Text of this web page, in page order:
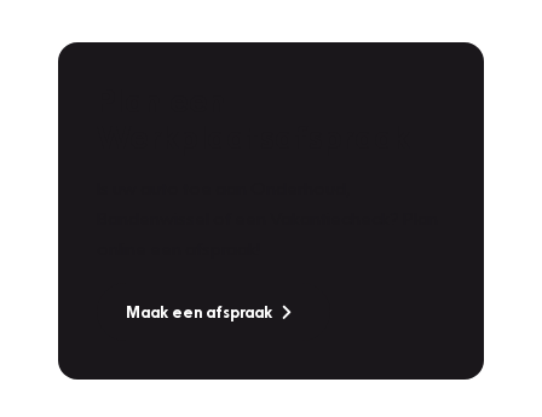
Maak een afspraak